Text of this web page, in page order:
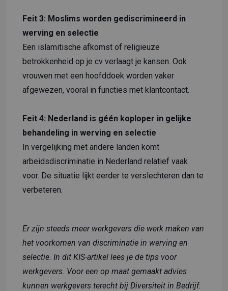
Feit 3: Moslims worden gediscrimineerd in
werving en selectie
Een islamitische afkomst of religieuze
betrokkenheid op je cv verlaagt je kansen. Ook
vrouwen met een hoofddoek worden vaker
afgewezen, vooral in functies met klantcontact.
Feit 4: Nederland is géén koploper in gelijke
behandeling in werving en selectie
In vergelijking met andere landen komt
arbeidsdiscriminatie in Nederland relatief vaak
voor. De situatie lijkt eerder te verslechteren dan te
verbeteren.
Er zijn steeds meer werkgevers die werk maken van
het voorkomen van discriminatie in werving en
selectie. In dit KIS-artikel lees je de tips voor
werkgevers. Voor een op maat gemaakt advies
kunnen werkgevers terecht bij Diversiteit in Bedrijf.